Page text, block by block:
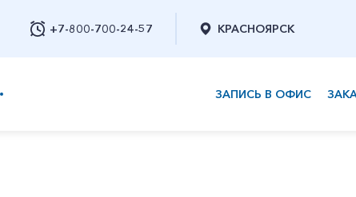
+7-800-700-24-57 КРАСНОЯРСК
ЗАПИСЬ В ОФИС